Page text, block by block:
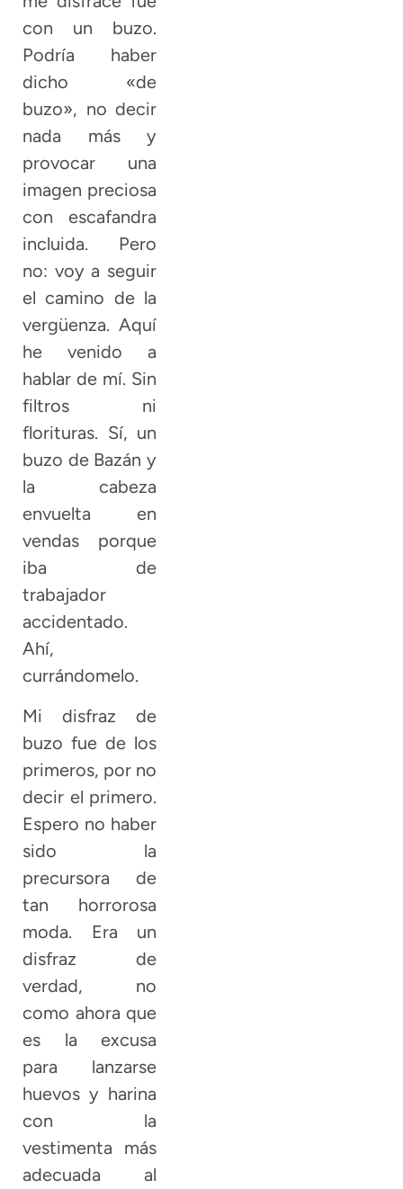
con un buzo.
Podría haber
dicho «de
buzo», no decir
nada más y
provocar una
imagen preciosa
con escafandra
incluida. Pero
no: voy a seguir
el camino de la
vergüenza. Aquí
he venido a
hablar de mí. Sin
filtros ni
florituras. Sí, un
buzo de Bazán y
la cabeza
envuelta en
vendas porque
iba de
trabajador
accidentado.
Ahí,
currándomelo.
Mi disfraz de
buzo fue de los
primeros, por no
decir el primero.
Espero no haber
sido la
precursora de
tan horrorosa
moda. Era un
disfraz de
verdad, no
como ahora que
es la excusa
para lanzarse
huevos y harina
con la
vestimenta más
adecuada al